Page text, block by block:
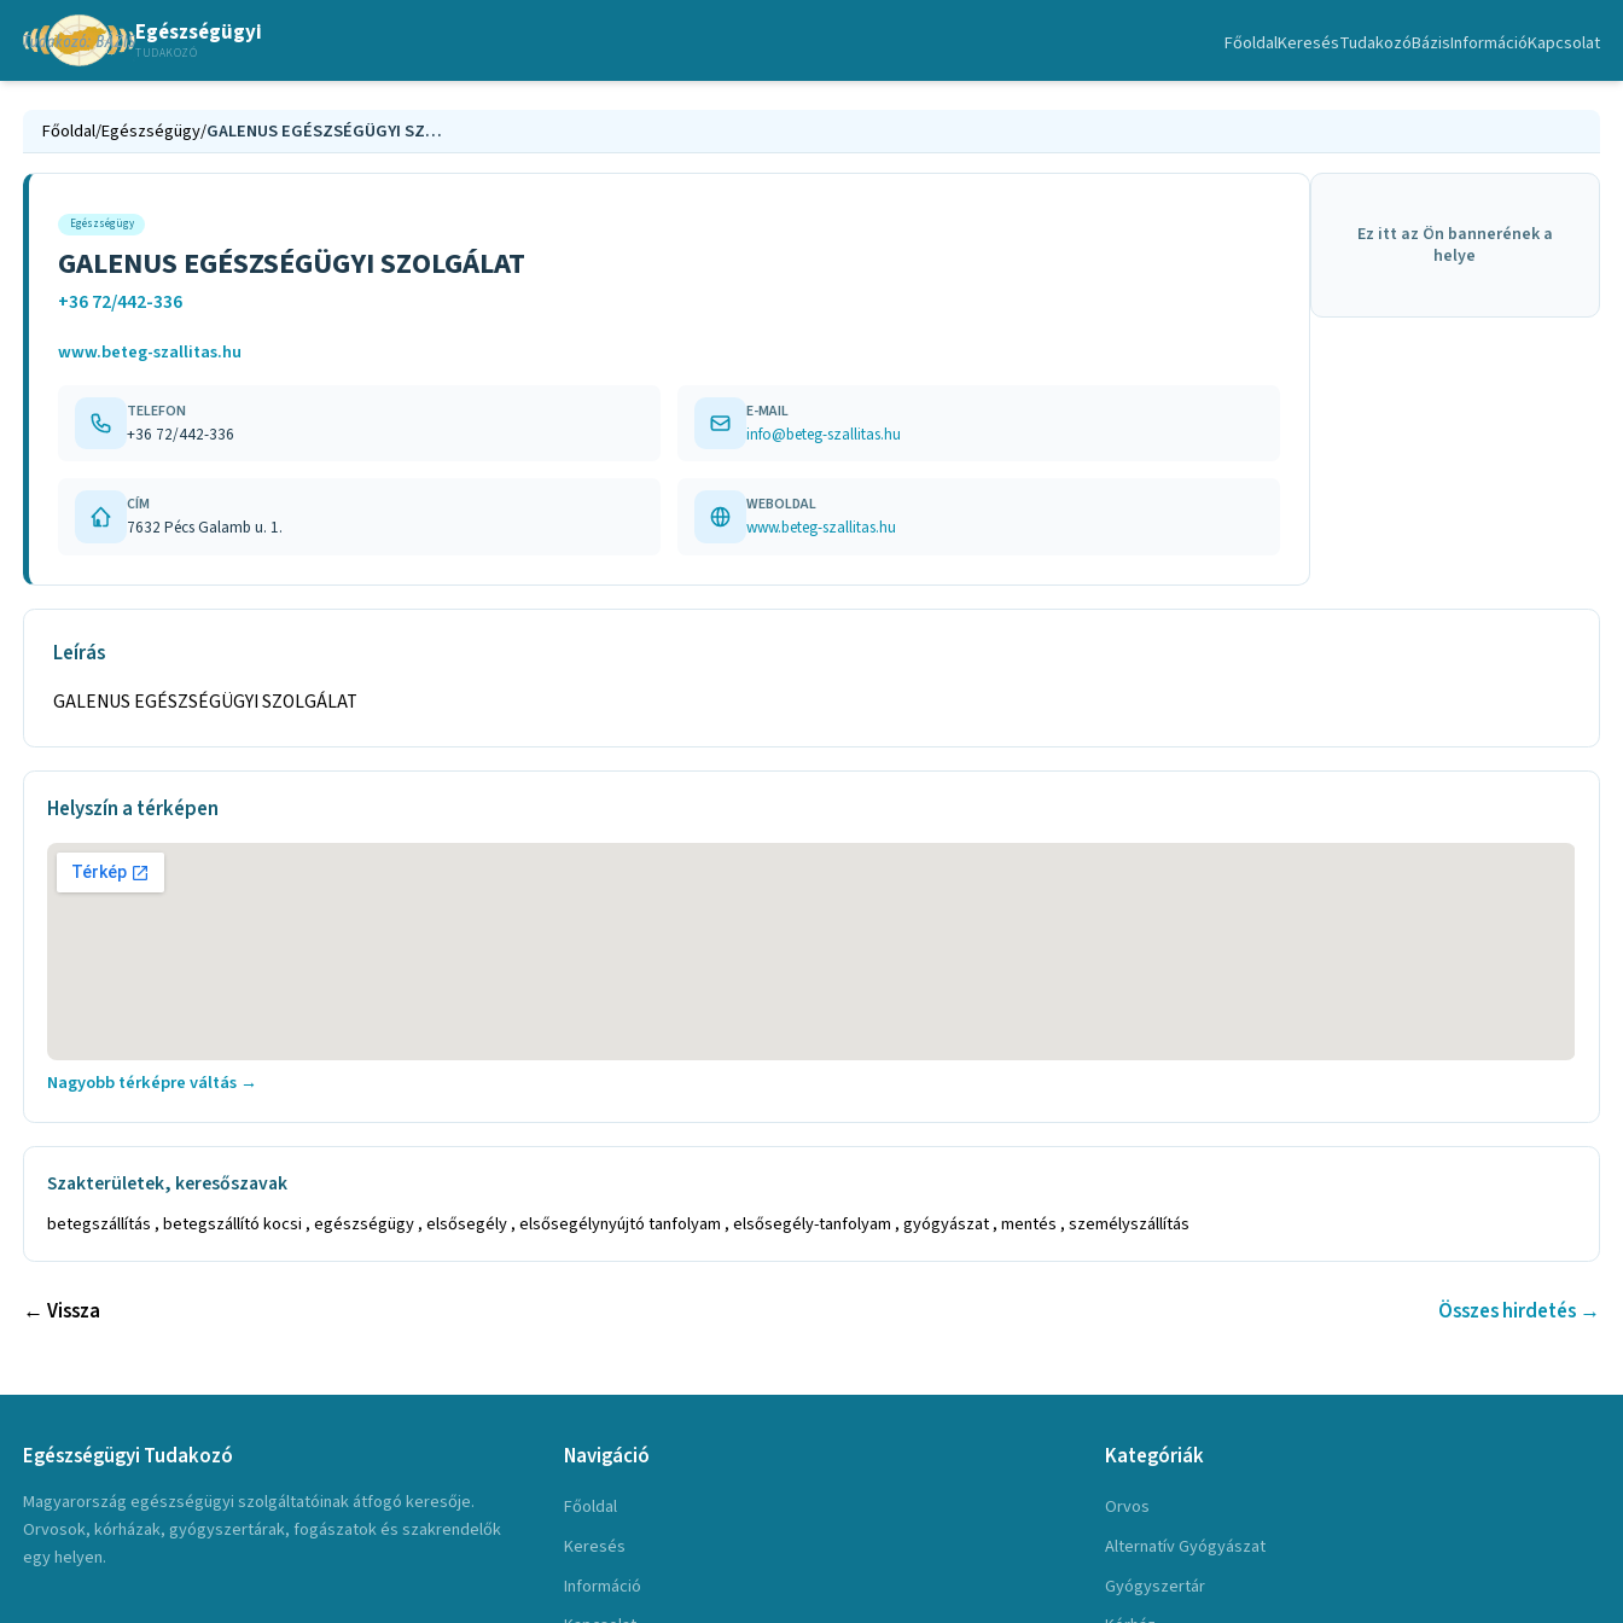
Egészségügyi
TUDAKOZÓ FőoldalKeresésTudakozóBázisInformációKapcsolat
Főoldal/Egészségügy/ GALENUS EGÉSZSÉGÜGYI SZOLGÁLAT
Egészségügy
GALENUS EGÉSZSÉGÜGYI SZOLGÁLAT
+36 72/442-336
www.beteg-szallitas.hu
TELEFON
+36 72/442-336
E-MAIL
info@beteg-szallitas.hu
CÍM
7632 Pécs Galamb u. 1.
WEBOLDAL
www.beteg-szallitas.hu
Ez itt az Ön bannerének a
helye
Leírás
GALENUS EGÉSZSÉGÜGYI SZOLGÁLAT
Helyszín a térképen
Nagyobb térképre váltás →
Szakterületek, keresőszavak
betegszállítás , betegszállító kocsi , egészségügy , elsősegély , elsősegélynyújtó tanfolyam , elsősegély-tanfolyam , gyógyászat , mentés , személyszállítás
← Vissza Összes hirdetés →
Egészségügyi Tudakozó
Magyarország egészségügyi szolgáltatóinak átfogó keresője.
Orvosok, kórházak, gyógyszertárak, fogászatok és szakrendelők
egy helyen.
Navigáció
Főoldal
Keresés
Információ
Kategóriák
Orvos
Alternatív Gyógyászat
Gyógyszertár